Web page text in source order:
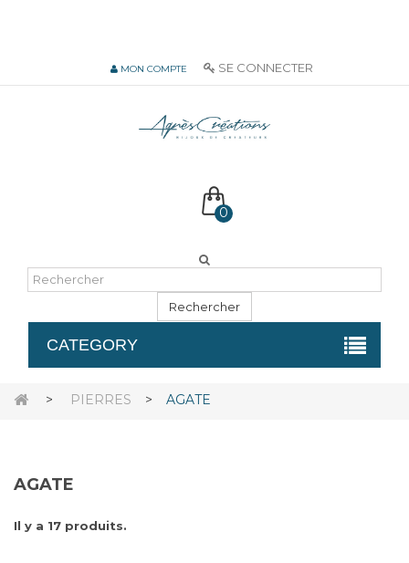
MON COMPTE SE CONNECTER
0
Rechercher
CATEGORY
> PIERRES > AGATE
AGATE
Il y a 17 produits.